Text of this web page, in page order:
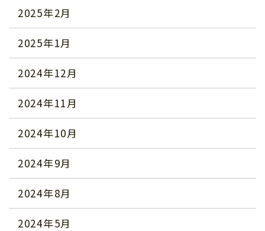
2025年2月
2025年1月
2024年12月
2024年11月
2024年10月
2024年9月
2024年8月
2024年5月